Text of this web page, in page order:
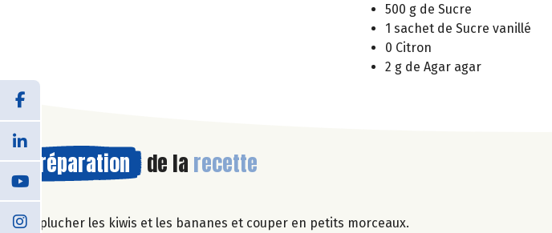
500 g de Sucre
1 sachet de Sucre vanillé
0 Citron
2 g de Agar agar
Préparation de la recette
Eplucher les kiwis et les bananes et couper en petits morceaux.